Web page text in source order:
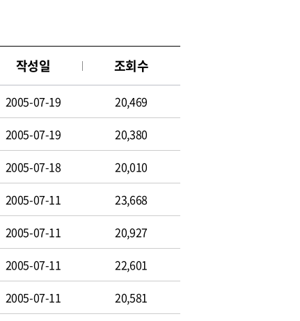
작성일 조회수
2005-07-19
20,469
2005-07-19
20,380
2005-07-18
20,010
2005-07-11
23,668
2005-07-11
20,927
2005-07-11
22,601
2005-07-11
20,581